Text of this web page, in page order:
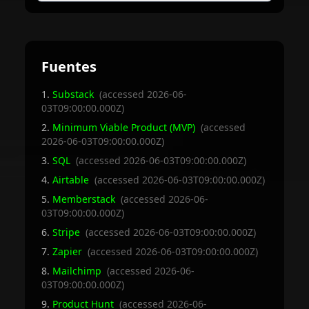
on their product quickly based on market feedback.
The founder built her platform, CreatorLaunch,
Is a no-code business scalable?
Yes, many no-code businesses can scale
What are the main advantages of using a no-
The main advantages are speed, cost, and
Fuentes
Substack (accessed 2026-06-
03T09:00:00.000Z)
Minimum Viable Product (MVP) (accessed
2026-06-03T09:00:00.000Z)
SQL (accessed 2026-06-03T09:00:00.000Z)
Airtable (accessed 2026-06-03T09:00:00.000Z)
Memberstack (accessed 2026-06-
03T09:00:00.000Z)
Stripe (accessed 2026-06-03T09:00:00.000Z)
Zapier (accessed 2026-06-03T09:00:00.000Z)
Mailchimp (accessed 2026-06-
03T09:00:00.000Z)
Product Hunt (accessed 2026-06-